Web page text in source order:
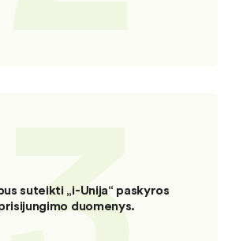
suteikti „i-Unija“ paskyros
duomenys.